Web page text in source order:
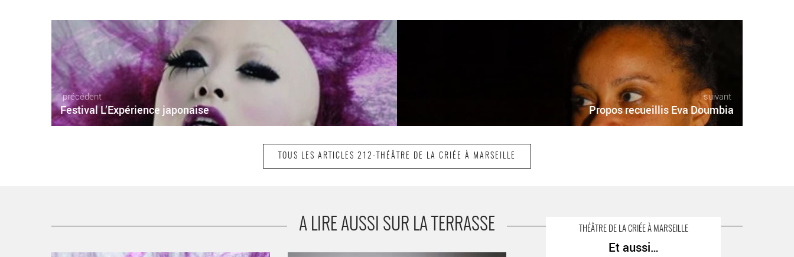
précédent
Festival L’Expérience japonaise
suivant
Propos recueillis Eva Doumbia
TOUS LES ARTICLES 212-THÉÂTRE DE LA CRIÉE À MARSEILLE
A LIRE AUSSI SUR LA TERRASSE THÉÂTRE DE LA CRIÉE À MARSEILLE
Et aussi…